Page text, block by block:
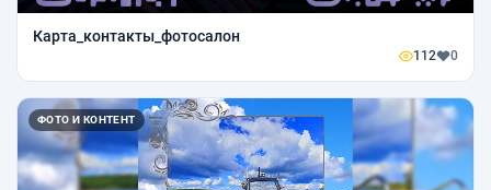
Карта_контакты_фотосалон
112 0
ФОТО И КОНТЕНТ